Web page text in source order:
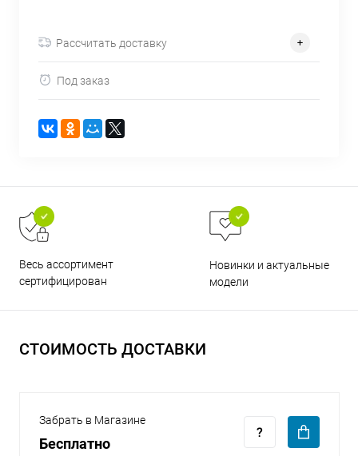
Рассчитать доставку
Под заказ
Весь ассортимент
сертифицирован
Новинки и актуальные
модели
СТОИМОСТЬ ДОСТАВКИ
Забрать в Магазине
Бесплатно
8 800 302-02-51